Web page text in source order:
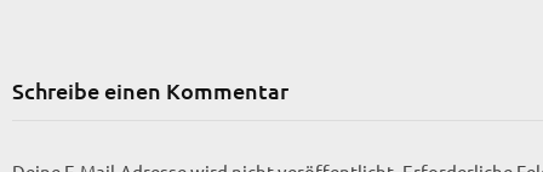
Schreibe einen Kommentar